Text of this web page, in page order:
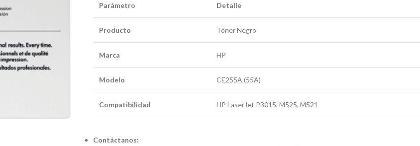
Parámetro Detalle
Producto Tóner Negro
Marca HP
Modelo CE255A (55A)
Compatibilidad HP LaserJet P3015, M525, M521
Contáctanos: